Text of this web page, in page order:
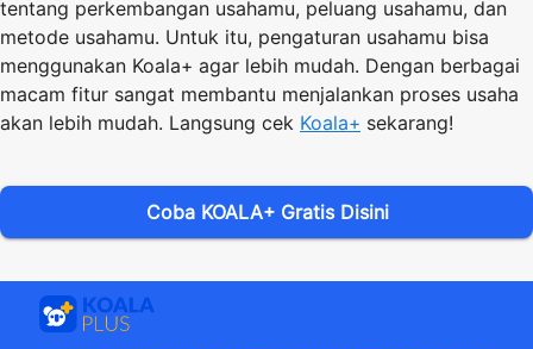
tentang perkembangan usahamu, peluang usahamu, dan
metode usahamu. Untuk itu, pengaturan usahamu bisa
menggunakan Koala+ agar lebih mudah. Dengan berbagai
macam fitur sangat membantu menjalankan proses usaha
akan lebih mudah. Langsung cek Koala+ sekarang!
Coba KOALA+ Gratis Disini